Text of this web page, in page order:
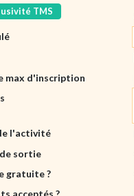
TMS
max d'inscription
l'activité
sortie
gratuite ?
acceptés ?